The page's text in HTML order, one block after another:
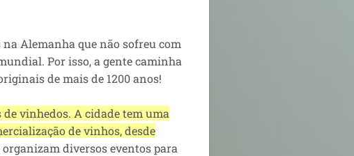
Alemanha que não sofreu com
Por isso, a gente caminha
de mais de 1200 anos!
vinhedos. A cidade tem uma
de vinhos, desde
diversos eventos para